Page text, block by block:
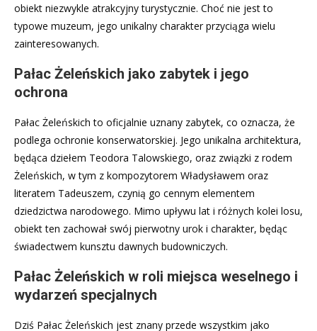
obiekt niezwykle atrakcyjny turystycznie. Choć nie jest to
typowe muzeum, jego unikalny charakter przyciąga wielu
zainteresowanych.
Pałac Żeleńskich jako zabytek i jego
ochrona
Pałac Żeleńskich to oficjalnie uznany zabytek, co oznacza, że
podlega ochronie konserwatorskiej. Jego unikalna architektura,
będąca dziełem Teodora Talowskiego, oraz związki z rodem
Żeleńskich, w tym z kompozytorem Władysławem oraz
literatem Tadeuszem, czynią go cennym elementem
dziedzictwa narodowego. Mimo upływu lat i różnych kolei losu,
obiekt ten zachował swój pierwotny urok i charakter, będąc
świadectwem kunsztu dawnych budowniczych.
Pałac Żeleńskich w roli miejsca weselnego i
wydarzeń specjalnych
Dziś Pałac Żeleńskich jest znany przede wszystkim jako